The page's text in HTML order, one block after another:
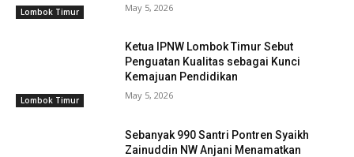
Lombok Timur May 5, 2026
Lombok Timur
Ketua IPNW Lombok Timur Sebut
Penguatan Kualitas sebagai Kunci
Kemajuan Pendidikan
May 5, 2026
Sebanyak 990 Santri Pontren Syaikh
Zainuddin NW Anjani Menamatkan